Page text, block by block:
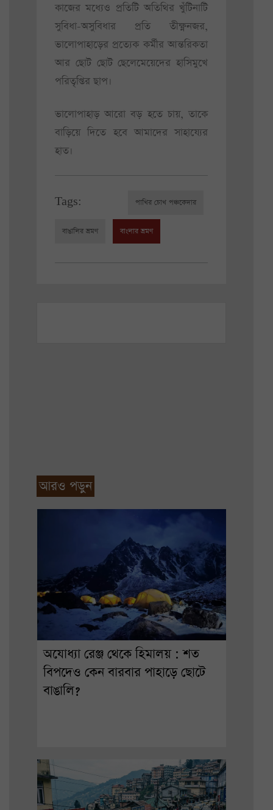
কাজের মধ্যেও প্রতিটি অতিথির খুঁটিনাটি
সুবিধা-অসুবিধার প্রতি তীক্ষ্ণনজর,
ভালোপাহাড়ের প্রত্যেক কর্মীর আন্তরিকতা
আর ছোট ছোট ছেলেমেয়েদের হাসিমুখে
পরিতৃপ্তির ছাপ।
ভালোপাহাড় আরো বড় হতে চায়, তাকে
বাড়িয়ে দিতে হবে আমাদের সাহায্যের
হাত।
Tags: পাখির চোখ পঞ্চকেদার
বাঙালির ভ্রমণ বাংলার ভ্রমণ
আরও পড়ুন
অযোধ্যা রেঞ্জ থেকে হিমালয় : শত
বিপদেও কেন বারবার পাহাড়ে ছোটে
বাঙালি?